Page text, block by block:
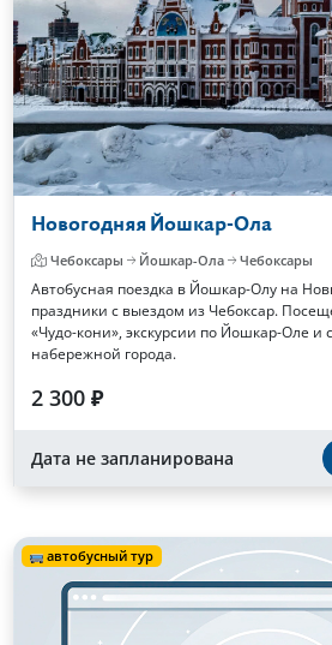
Новогодняя Йошкар-Ола
Чебоксары Йошкар-Ола Чебоксары
Автобусная поездка в Йошкар-Олу на
праздники с выездом из Чебоксар.
«Чудо-кони», экскурсии по Йошкар-Оле и
набережной города.
2 300 ₽
Дата не запланирована
автобусный тур